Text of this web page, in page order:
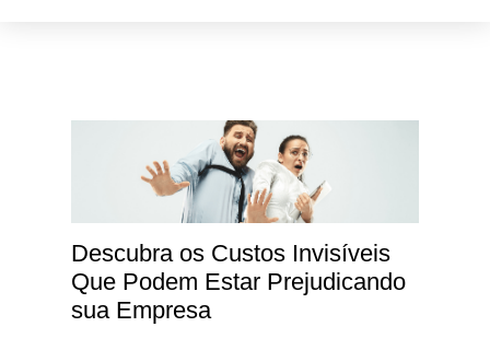
Descubra os Custos Invisíveis
Que Podem Estar Prejudicando
sua Empresa